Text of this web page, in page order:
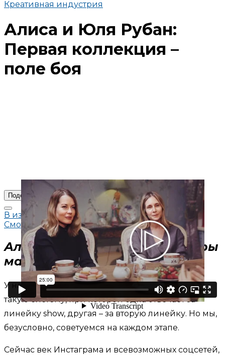
Креативная индустрия
Алиса и Юля Рубан:
Первая коллекция –
поле боя
Поделиться
В избранное
Смотреть позже
Алиса и Юля Рубан, дизайнеры
марки RUBAN
У нас были споры в работе, но мы перешли на
такую систему, при которой одна отвечает за
линейку show, другая – за вторую линейку. Но мы,
безусловно, советуемся на каждом этапе.
Сейчас век Инстаграма и всевозможных соцсетей,